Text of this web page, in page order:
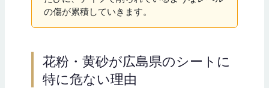
の傷が累積していきます。
花粉・黄砂が広島県のシートに
特に危ない理由